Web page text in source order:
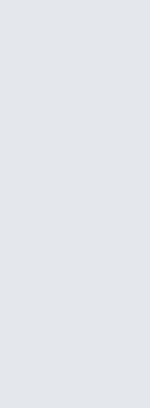
3 års garanti!